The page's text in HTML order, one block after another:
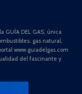
GUÍA DEL GAS, única
gas natural,
www.guiadelgas.com
del fascinante y